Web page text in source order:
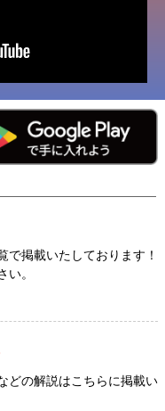
で掲載いたしております！
い。
どの解説はこちらに掲載い